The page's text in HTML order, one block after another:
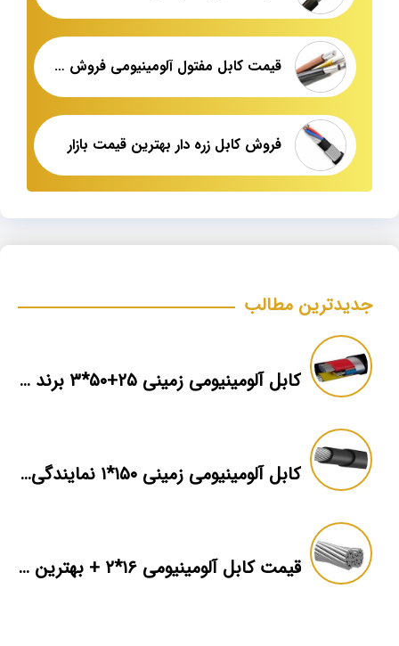
قیمت کابل مفتول آلومینیومی فروش عمده
فروش کابل زره دار بهترین قیمت بازار
جدیدترین مطالب
کابل آلومینیومی زمینی ۲۵+۵۰*۳ برند ماهان
کابل آلومینیومی زمینی ۱۵۰*۱ نمایندگی فروش
قیمت کابل آلومینیومی ۱۶*۲ + بهترین برند بازار + اطلاعات فنی